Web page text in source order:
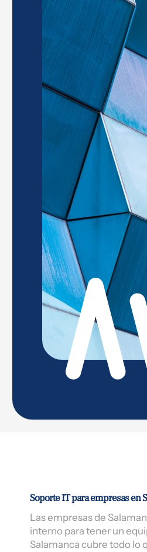
Soporte IT para empresas en
Las empresas de
interno para tener un
Salamanca cubre todo lo